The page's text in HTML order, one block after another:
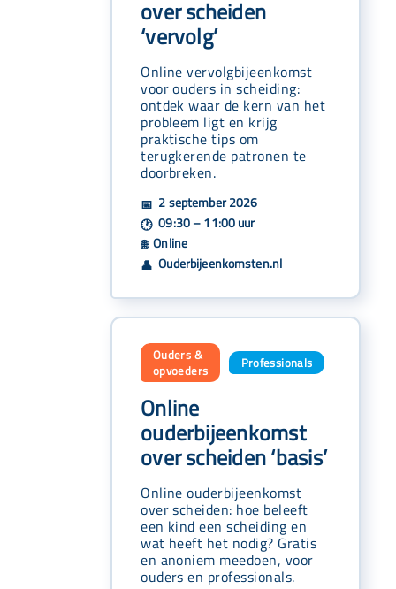
over scheiden
‘vervolg’
Online vervolgbijeenkomst
voor ouders in scheiding:
ontdek waar de kern van het
probleem ligt en krijg
praktische tips om
terugkerende patronen te
doorbreken.
📅 2 september 2026
🕐 09:30 – 11:00 uur
🌐 Online
👤 Ouderbijeenkomsten.nl
Ouders &
opvoeders
Professionals
Online
ouderbijeenkomst
over scheiden ‘basis’
Online ouderbijeenkomst
over scheiden: hoe beleeft
een kind een scheiding en
wat heeft het nodig? Gratis
en anoniem meedoen, voor
ouders en professionals.